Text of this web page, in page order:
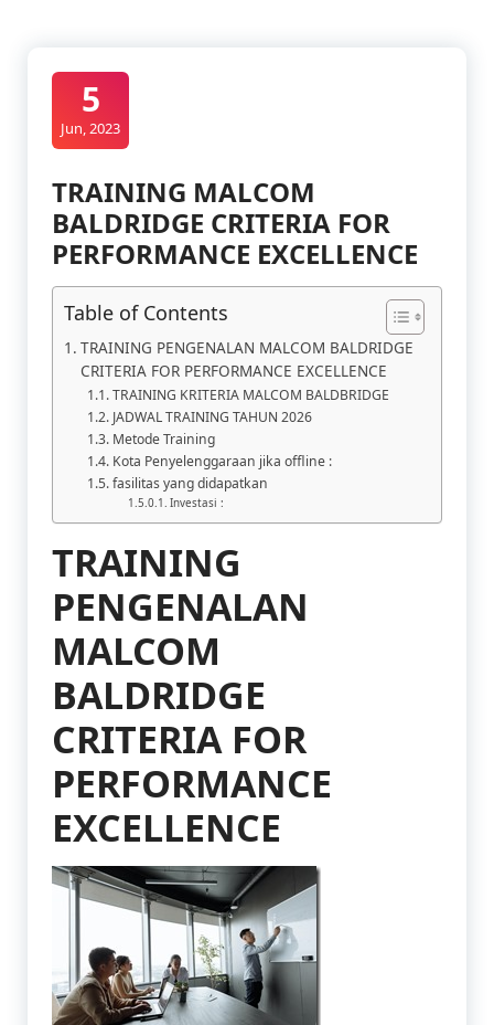
5
Jun, 2023
TRAINING MALCOM
BALDRIDGE CRITERIA FOR
PERFORMANCE EXCELLENCE
Table of Contents
TRAINING PENGENALAN MALCOM BALDRIDGE
CRITERIA FOR PERFORMANCE EXCELLENCE
TRAINING KRITERIA MALCOM BALDBRIDGE
JADWAL TRAINING TAHUN 2026
Metode Training
Kota Penyelenggaraan jika offline :
fasilitas yang didapatkan
Investasi :
TRAINING
PENGENALAN
MALCOM
BALDRIDGE
CRITERIA FOR
PERFORMANCE
EXCELLENCE